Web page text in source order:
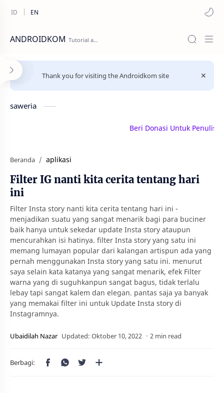
ANDROIDKOM
Thank you for visiting the Androidkom site
saweria
Beri Donasi Untuk Penulis |
Beranda aplikasi
Filter IG nanti kita cerita tentang hari
ini
Filter Insta story nanti kita cerita tentang hari ini -
menjadikan suatu yang sangat menarik bagi para buciner
baik hanya untuk sekedar update Insta story ataupun
mencurahkan isi hatinya. filter Insta story yang satu ini
memang lumayan popular dari kalangan artispun ada yang
pernah menggunakan Insta story yang satu ini. menurut
saya selain kata katanya yang sangat menarik, efek Filter
warna yang di suguhkanpun sangat bagus, tidak terlalu
lebay tapi sangat kalem dan elegan. pantas saja ya banyak
yang memakai filter ini untuk Update Insta story di
Instagramnya.
2 min read